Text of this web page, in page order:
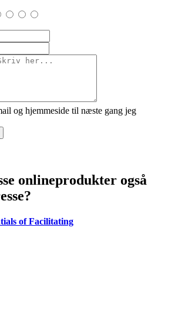
og hjemmeside til næste gang jeg
onlineprodukter også
of Facilitating